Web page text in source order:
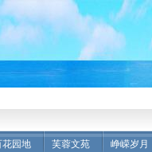
花园地 芙蓉文苑 峥嵘岁月